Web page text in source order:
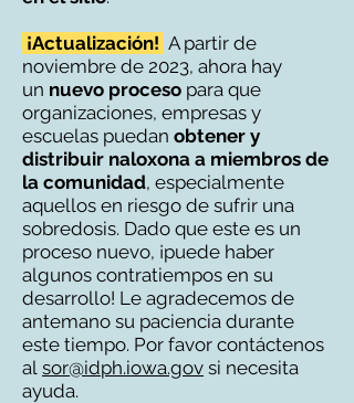
¡Actualización! A partir de
noviembre de 2023, ahora hay
un nuevo proceso para que
organizaciones, empresas y
escuelas puedan obtener y
distribuir naloxona a miembros de
la comunidad, especialmente
aquellos en riesgo de sufrir una
sobredosis. Dado que este es un
proceso nuevo, ¡puede haber
algunos contratiempos en su
desarrollo! Le agradecemos de
antemano su paciencia durante
este tiempo. Por favor contáctenos
al sor@idph.iowa.gov si necesita
ayuda.